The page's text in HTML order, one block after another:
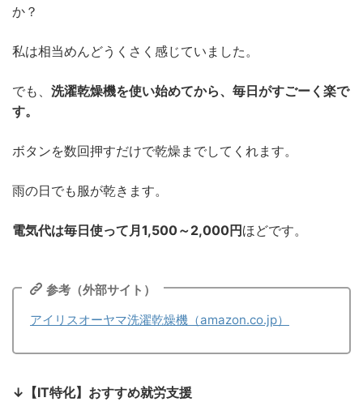
か？
私は相当めんどうくさく感じていました。
でも、 洗濯乾燥機を使い始めてから、毎日がすごーく楽で
す。
ボタンを数回押すだけで乾燥までしてくれます。
雨の日でも服が乾きます。
電気代は毎日使って月1,500～2,000円ほどです。
参考（外部サイト）
アイリスオーヤマ洗濯乾燥機（amazon.co.jp）
↓【IT特化】おすすめ就労支援